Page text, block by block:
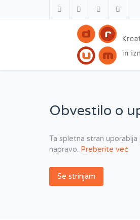
Obvestilo o
Ta spletna stran
napravo. Preberite več
Se strinjam